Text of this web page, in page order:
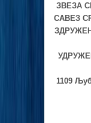
ЗВЕЗА
САВЕЗ
1109